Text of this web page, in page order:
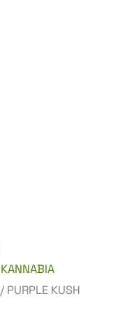
KANNABIA
/ PURPLE KUSH